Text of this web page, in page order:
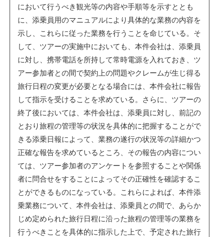
において行うべき観光等の内容や手順等を示すととも
に、添乗員用のマニュアルにより具体的な業務の内容を
示し、これらに従った業務を行うことを命じている。そ
して、ツアーの実施中においても、本件会社は、添乗員
に対し、携帯電話を所持して常時電源を入れておき、ツ
アー参加者との間で契約上の問題やクレームが生じ得る
旅行日程の変更が必要となる場合には、本件会社に報告
して指示を受けることを求めている。さらに、ツアーの
終了後においては、本件会社は、添乗員に対し、前記の
とおり旅程の管理等の状況を具体的に把握することがで
きる添乗日報によって、業務の遂行の状況等の詳細かつ
正確な報告を求めているところ、その報告の内容につい
ては、ツアー参加者のアンケートを参照することや関係
者に問合せをすることによってその正確性を確認するこ
とができるものになっている。これらによれば、本件添
乗業務について、本件会社は、添乗員との間で、あらか
じめ定められた旅行日程に沿った旅程の管理等の業務を
行うべきことを具体的に指示した上で、予定された旅行